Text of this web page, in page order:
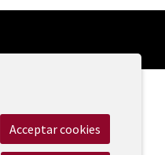
Acceptar cookies